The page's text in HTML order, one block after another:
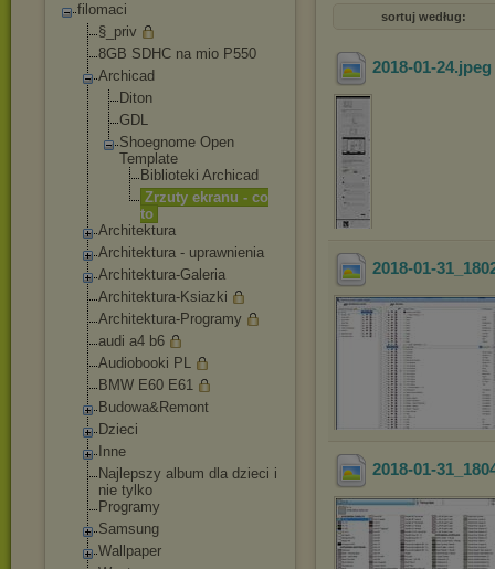
filomaci
§_priv
8GB SDHC na mio P550
Archicad
Diton
GDL
Shoegnome Open
Template
Biblioteki Archicad
Zrzuty ekranu - co
to
Architektura
Architektura - uprawnienia
Architektura-Galeria
Architektura-Ksiazki
Architektura-Programy
audi a4 b6
Audiobooki PL
BMW E60 E61
Budowa&Remont
Dzieci
Inne
Najlepszy album dla dzieci i
nie tylko
Programy
Samsung
Wallpaper
sortuj według:
2018-01-24.jpeg
2018-01-
2018-01-